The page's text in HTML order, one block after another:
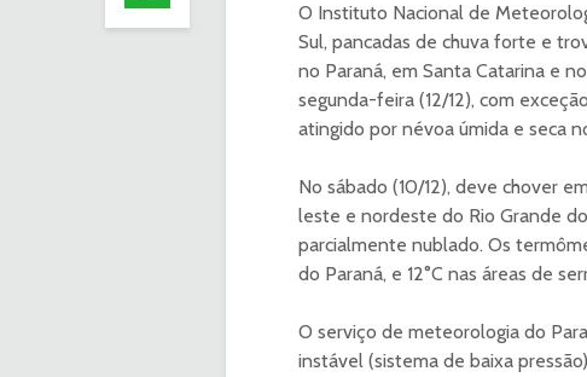
O Instituto Nacional de
Sul, pancadas de chuva forte e
no Paraná, em Santa Catarina e
segunda-feira (12/12), com
atingido por névoa úmida e seca
No sábado (10/12), deve chover
leste e nordeste do Rio Grande
parcialmente nublado. Os
do Paraná, e 12°C nas áreas de
O serviço de meteorologia do
instável (sistema de baixa